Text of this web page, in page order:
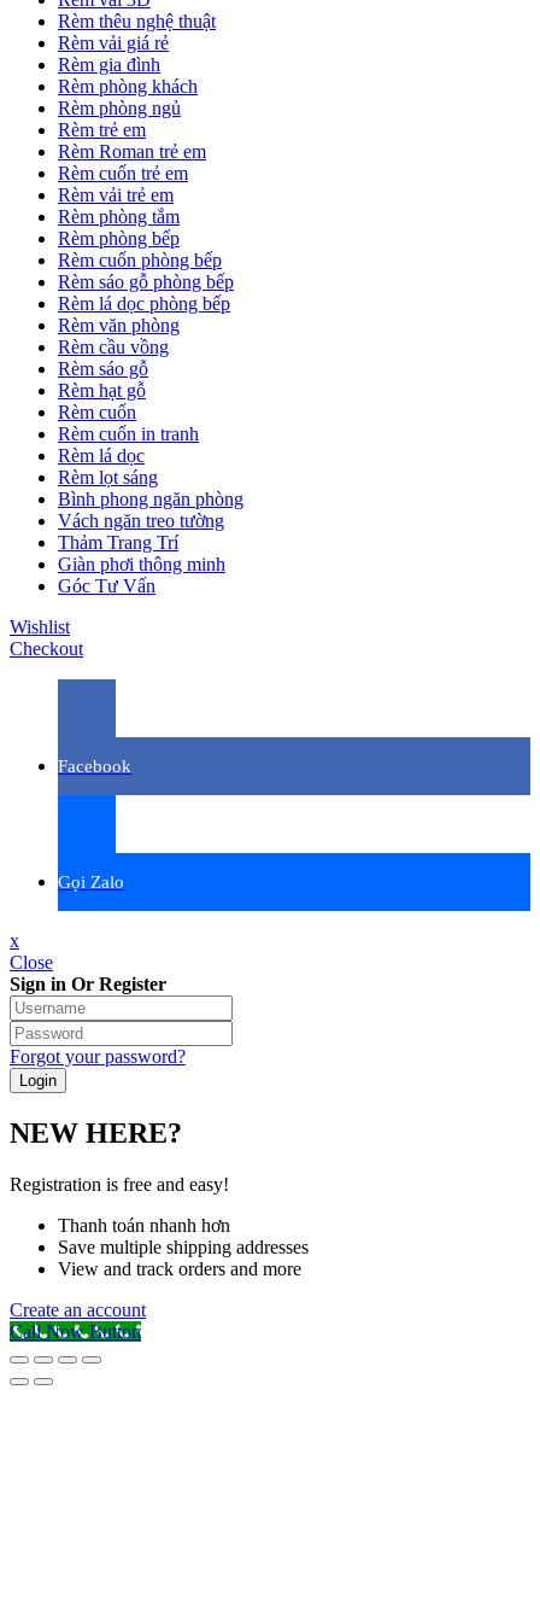
Rèm thêu nghệ thuật
Rèm vải giá rẻ
Rèm gia đình
Rèm phòng khách
Rèm phòng ngủ
Rèm trẻ em
Rèm Roman trẻ em
Rèm cuốn trẻ em
Rèm vải trẻ em
Rèm phòng tắm
Rèm phòng bếp
Rèm cuốn phòng bếp
Rèm sáo gỗ phòng bếp
Rèm lá dọc phòng bếp
Rèm văn phòng
Rèm cầu vồng
Rèm sáo gỗ
Rèm hạt gỗ
Rèm cuốn
Rèm cuốn in tranh
Rèm lá dọc
Rèm lọt sáng
Bình phong ngăn phòng
Vách ngăn treo tường
Thảm Trang Trí
Giàn phơi thông minh
Góc Tư Vấn
Wishlist
Checkout
Facebook
Gọi Zalo
x
Close
Sign in Or Register
Forgot your password?
NEW HERE?
Registration is free and easy!
Thanh toán nhanh hơn
Save multiple shipping addresses
View and track orders and more
Create an account
Call Now Button